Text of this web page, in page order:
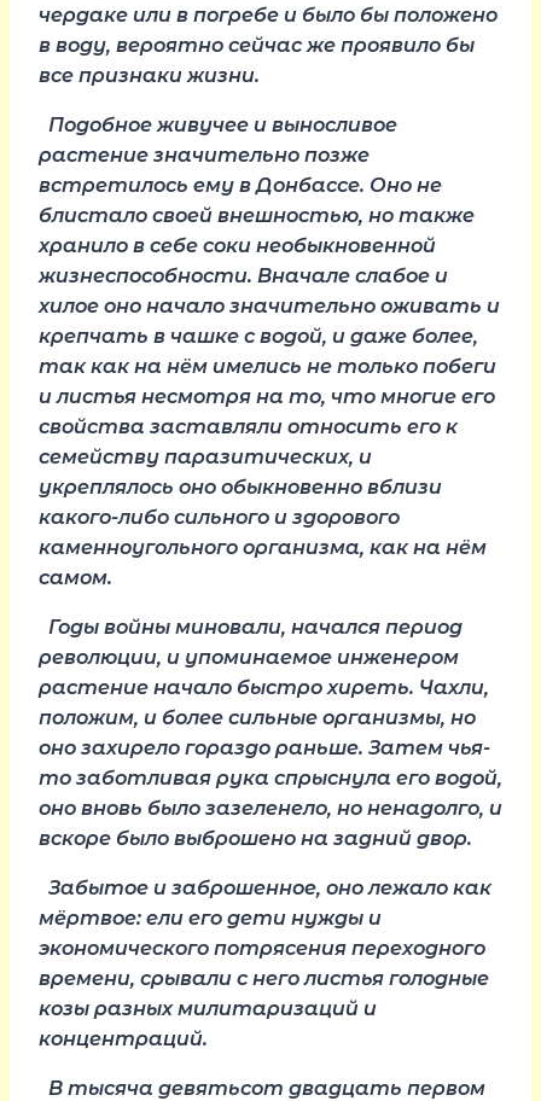
чердаке или в погребе и было бы положено
в воду, вероятно сейчас же проявило бы
все признаки жизни.
Подобное живучее и выносливое
растение значительно позже
встретилось ему в Донбассе. Оно не
блистало своей внешностью, но также
хранило в себе соки необыкновенной
жизнеспособности. Вначале слабое и
хилое оно начало значительно оживать и
крепчать в чашке с водой, и даже более,
так как на нём имелись не только побеги
и листья несмотря на то, что многие его
свойства заставляли относить его к
семейству паразитических, и
укреплялось оно обыкновенно вблизи
какого-либо сильного и здорового
каменноугольного организма, как на нём
самом.
Годы войны миновали, начался период
революции, и упоминаемое инженером
растение начало быстро хиреть. Чахли,
положим, и более сильные организмы, но
оно захирело гораздо раньше. Затем чья-
то заботливая рука спрыснула его водой,
оно вновь было зазеленело, но ненадолго, и
вскоре было выброшено на задний двор.
Забытое и заброшенное, оно лежало как
мёртвое: ели его дети нужды и
экономического потрясения переходного
времени, срывали с него листья голодные
козы разных милитаризаций и
концентраций.
В тысяча девятьсот двадцать первом